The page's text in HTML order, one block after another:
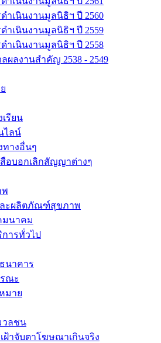
ำเนินงานมูลนิธิฯ ปี 2560
ำเนินงานมูลนิธิฯ ปี 2559
ำเนินงานมูลนิธิฯ ปี 2558
ผลงานสำคัญ 2538 - 2549
เรียน
ไลน์
ทางอื่นๆ
อบอกเลิกสัญญาต่างๆ
พ
ละผลิตภัณฑ์สุขภาพ
มนาคม
ารทั่วไป
นาคาร
ณะ
มาย
วลชน
ฝ้าจับตาโฆษณาเกินจริง